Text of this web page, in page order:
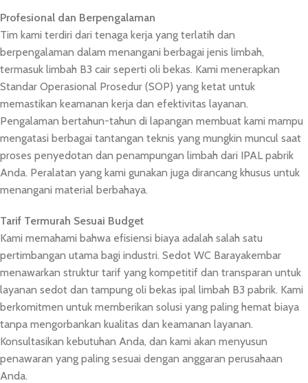
Profesional dan Berpengalaman
Tim kami terdiri dari tenaga kerja yang terlatih dan
berpengalaman dalam menangani berbagai jenis limbah,
termasuk limbah B3 cair seperti oli bekas. Kami menerapkan
Standar Operasional Prosedur (SOP) yang ketat untuk
memastikan keamanan kerja dan efektivitas layanan.
Pengalaman bertahun-tahun di lapangan membuat kami mampu
mengatasi berbagai tantangan teknis yang mungkin muncul saat
proses penyedotan dan penampungan limbah dari IPAL pabrik
Anda. Peralatan yang kami gunakan juga dirancang khusus untuk
menangani material berbahaya.
Tarif Termurah Sesuai Budget
Kami memahami bahwa efisiensi biaya adalah salah satu
pertimbangan utama bagi industri. Sedot WC Barayakembar
menawarkan struktur tarif yang kompetitif dan transparan untuk
layanan sedot dan tampung oli bekas ipal limbah B3 pabrik. Kami
berkomitmen untuk memberikan solusi yang paling hemat biaya
tanpa mengorbankan kualitas dan keamanan layanan.
Konsultasikan kebutuhan Anda, dan kami akan menyusun
penawaran yang paling sesuai dengan anggaran perusahaan
Anda.